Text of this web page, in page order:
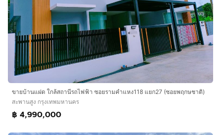
ขายบ้านแฝด ใกล้สถานีรถไฟฟ้า ซอยรามคำแหง118 แยก27 (ซอยพฤกษชาติ)
สะพานสูง กรุงเทพมหานคร
฿ 4,990,000